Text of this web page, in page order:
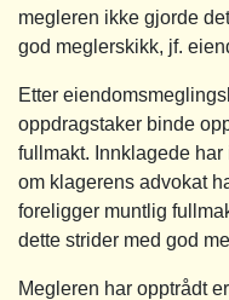
megleren ikke gjorde
god meglerskikk, jf.
Etter
oppdragstaker binde
fullmakt. Innklagede
om klagerens advokat
foreligger muntlig
dette strider med god
Megleren har opptrådt